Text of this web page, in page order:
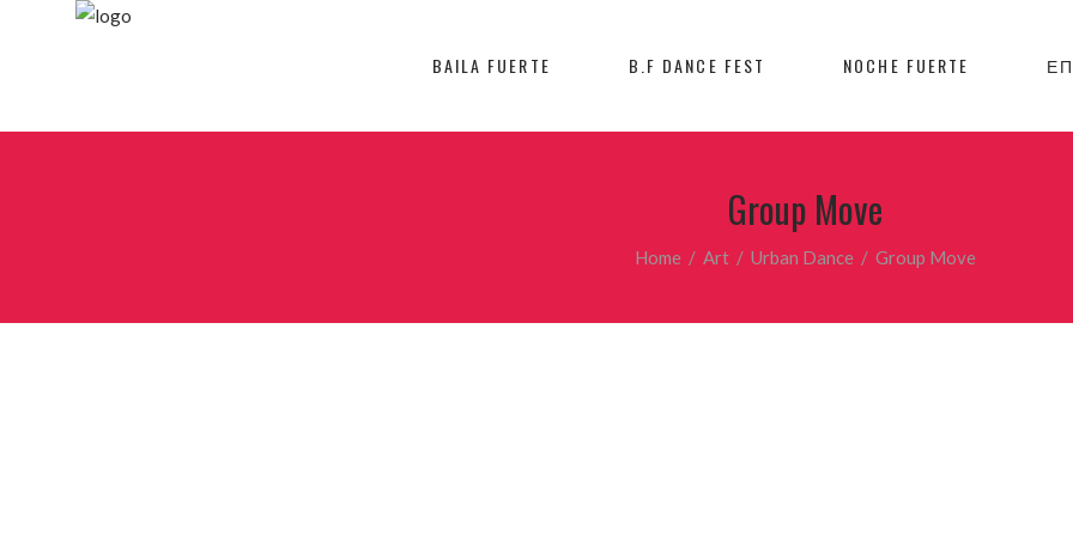
BAILA FUERTE B.F DANCE FEST NOCHE FUERTE
Group Move
Home / Art/ Urban Dance / Group Move